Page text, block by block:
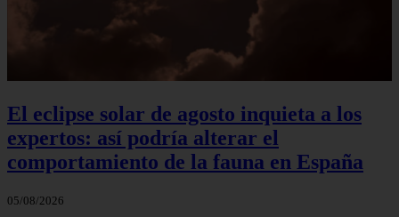
El eclipse solar de agosto inquieta a los
expertos: así podría alterar el
comportamiento de la fauna en España
05/08/2026